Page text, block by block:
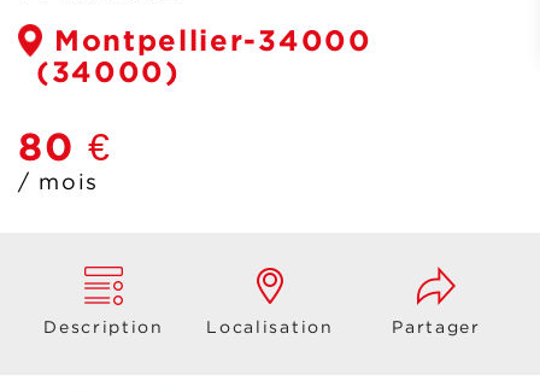
Montpellier-34000
(34000)
80 €
/ mois
Description Localisation Partager